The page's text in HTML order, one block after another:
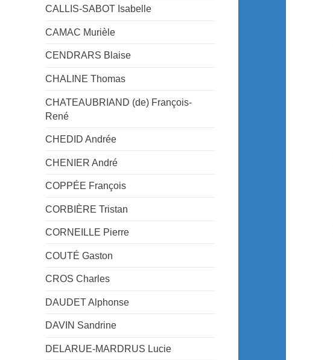
CALLIS-SABOT Isabelle
CAMAC Murièle
CENDRARS Blaise
CHALINE Thomas
CHATEAUBRIAND (de) François-
René
CHEDID Andrée
CHENIER André
COPPÉE François
CORBIÈRE Tristan
CORNEILLE Pierre
COUTÉ Gaston
CROS Charles
DAUDET Alphonse
DAVIN Sandrine
DELARUE-MARDRUS Lucie